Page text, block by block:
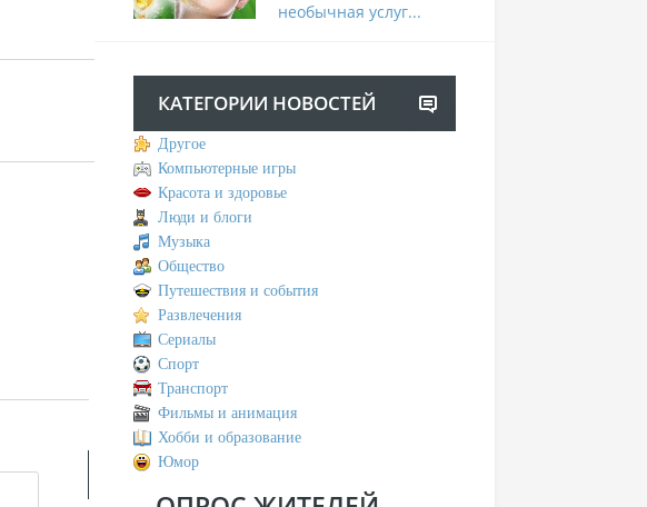
необычная услуг...
КАТЕГОРИИ НОВОСТЕЙ
Другое
Компьютерные игры
Красота и здоровье
Люди и блоги
Музыка
Общество
Путешествия и события
Развлечения
Сериалы
Спорт
Транспорт
Фильмы и анимация
Хобби и образование
Юмор